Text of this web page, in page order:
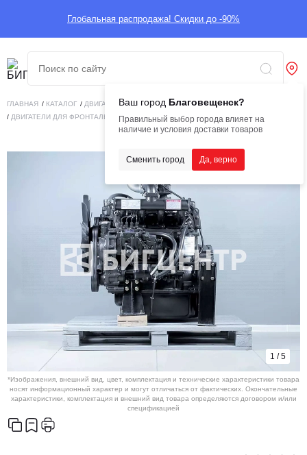
Глобальная распродажа! Скидки до -90%
Ваш город Благовещенск?
Правильный выбор города влияет на
наличие и условия доставки товаров
Сменить город Да, верно
ГЛАВНАЯ / КАТАЛОГ / ДВИГАТЕЛИ /ДВИГАТЕЛИ ДЛЯ СПЕЦТЕХНИКИ
/ ДВИГАТЕЛИ ДЛЯ ФРОНТАЛЬНЫХ ПОГРУЗЧИКОВ /HUADONG 4DRZY4 83 KW
1 /5
*Изображения, внешний вид, цвет, комплектация и технические характеристики товара
носят информационный характер и могут отличаться от фактических. Окончательные
характеристики, комплектация и внешний вид товара определяются договором и/или
спецификацией